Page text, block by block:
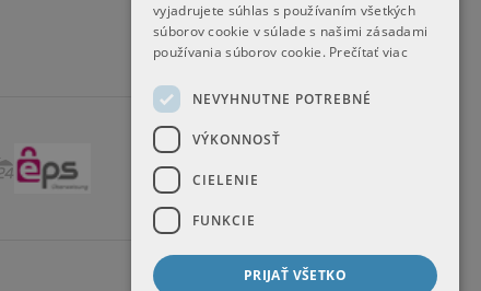
vyjadrujete súhlas s používaním všetkých
súborov cookie v súlade s našimi zásadami
používania súborov cookie. Prečítať viac
NEVYHNUTNE POTREBNÉ
VÝKONNOSŤ
CIELENIE
FUNKCIE
PRIJAŤ VŠETKO